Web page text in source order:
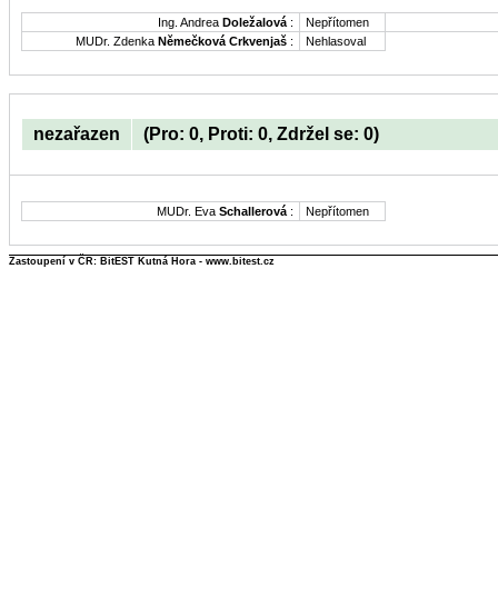
Ing. Andrea Doležalová :
Nepřítomen
MUDr. Zdenka Němečková Crkvenjaš : Nehlasoval
nezařazen (Pro: 0, Proti: 0, Zdržel se: 0)
MUDr. Eva Schallerová : Nepřítomen
Zastoupení v ČR: BitEST Kutná Hora - www.bitest.cz